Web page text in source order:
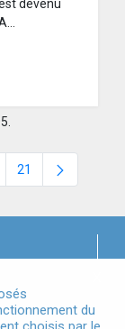
devenu
TAB pour naviguer.
intermédiaires
Page
21
du